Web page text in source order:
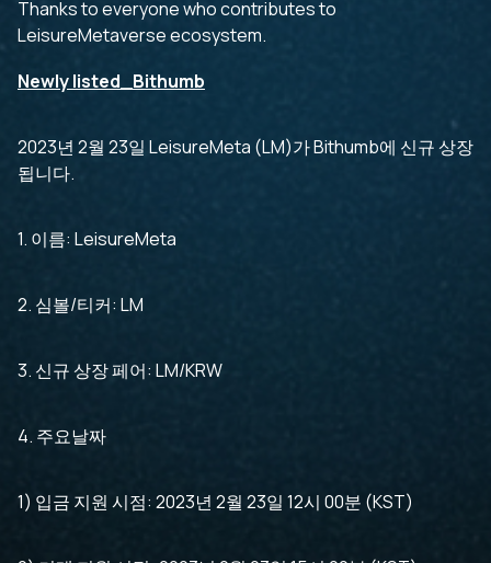
Thanks to everyone who contributes to
LeisureMetaverse ecosystem.
Newly listed_Bithumb
2023년 2월 23일 LeisureMeta (LM)가 Bithumb에 신규 상장
됩니다.
1. 이름: LeisureMeta
2. 심볼/티커: LM
3. 신규 상장 페어: LM/KRW
4. 주요날짜
1) 입금 지원 시점: 2023년 2월 23일 12시 00분 (KST)